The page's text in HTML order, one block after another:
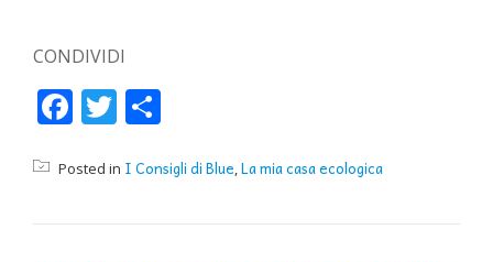
CONDIVIDI
FacebookTwitter
Posted in I Consigli di Blue,La mia casa ecologica